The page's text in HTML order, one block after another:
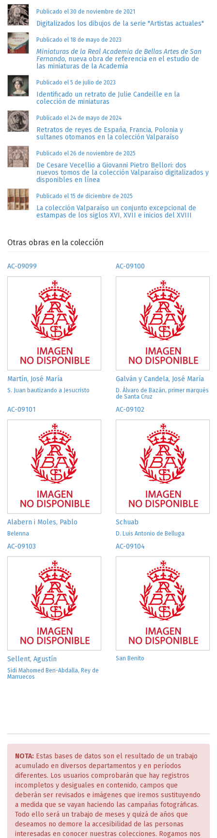
Publicado el 30 de noviembre de 2021
Digitalizados los dibujos de la serie "Artistas actuales"
Publicado el 18 de mayo de 2023
Miniaturas de la Real Academia de Bellas Artes de San
Fernando, nueva obra de referencia en el estudio de
las miniaturas de la Academia
Publicado el 5 de julio de 2023
Identificado un retrato de Julie Candeille en la
colección de miniaturas
Publicado el 24 de mayo de 2024
Retratos de reyes de España, Francia, Polonia y
sultanes otomanos en la colección Valparaíso
Publicado el 26 de noviembre de 2025
De Cesare Vecellio a Giovanni Pietro Bellori: dos
nuevos tomos de la colección Valparaíso digitalizados y
disponibles en línea
Publicado el 15 de diciembre de 2025
La colección Valparaíso un conjunto excepcional de
estampas de los siglos XVI, XVII e inicios del XVIII
Otras obras en la colección
AC-09099
Martín, José María
S. Juan bautizando a Jesucristo
AC-09100
Galván y Candela, José María
D. Álvaro de Bazán, primer marqués
de Santa Cruz
AC-09101
Alabern i Moles, Pablo
Belenna
AC-09102
Schuab
D. Luis Antonio de Belluga
AC-09103
Sellent, Agustín
Sidi Mahomed Ben-Abdalla, Rey de
Marruecos
AC-09104
San Benito
NOTA: Estas bases de datos son el resultado de un trabajo
acumulado en diversos departamentos y en períodos
diferentes. Los usuarios comprobarán que hay registros
incompletos y desiguales en contenido, campos que
deberán ser revisados e imágenes que iremos sustituyendo
a medida que se vayan haciendo las campañas fotográficas.
Todo ello será un trabajo de meses y quizá de años que
deseamos no demore la accesibilidad de las personas
interesadas en conocer nuestras colecciones. Rogamos nos